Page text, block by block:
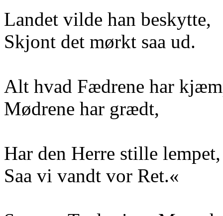
Landet vilde han beskytte,
Skjont det mørkt saa ud.
Alt hvad Fædrene har
Mødrene har grædt,
Har den Herre stille lempet,
Saa vi vandt vor Ret.«